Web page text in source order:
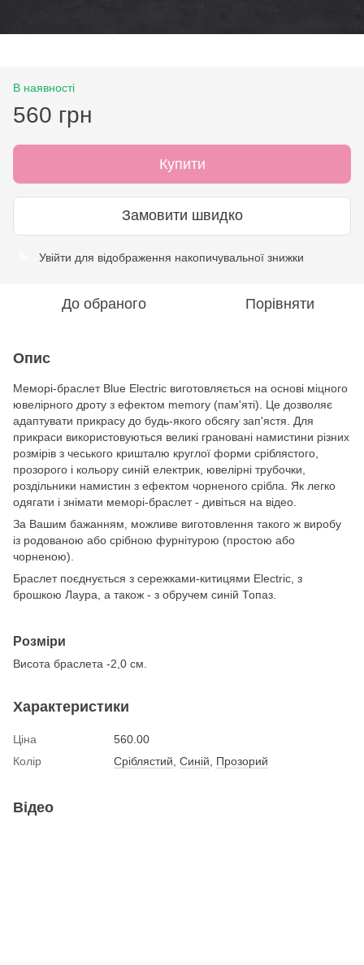
В наявності
560 грн
Купити
Замовити швидко
Увійти для відображення накопичувальної знижки
До обраного Порівняти
Опис
Меморі-браслет Blue Electric виготовляється на основі міцного
ювелірного дроту з ефектом memory (пам'яті). Це дозволяє
адаптувати прикрасу до будь-якого обсягу зап'ястя. Для
прикраси використовуються великі грановані намистини різних
розмірів з чеського кришталю круглої форми сріблястого,
прозорого і кольору синій електрик, ювелірні трубочки,
роздільники намистин з ефектом чорненого срібла. Як легко
одягати і знімати меморі-браслет - дивіться на відео.
За Вашим бажанням, можливе виготовлення такого ж виробу
із родованою або срібною фурнітурою (простою або
чорненою).
Браслет поєднується з сережками-китицями Electric, з
брошкою Лаура, а також - з обручем синій Топаз.
Розміри
Висота браслета -2,0 см.
Характеристики
Ціна
560.00
Колір
Сріблястий, Синій, Прозорий
Відео